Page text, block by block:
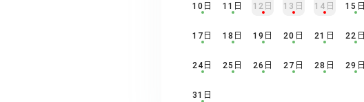
10日 11日 12日 13日 14日 15日
17日 18日 19日 20日 21日 22日
24日 25日 26日 27日 28日 29日
31日